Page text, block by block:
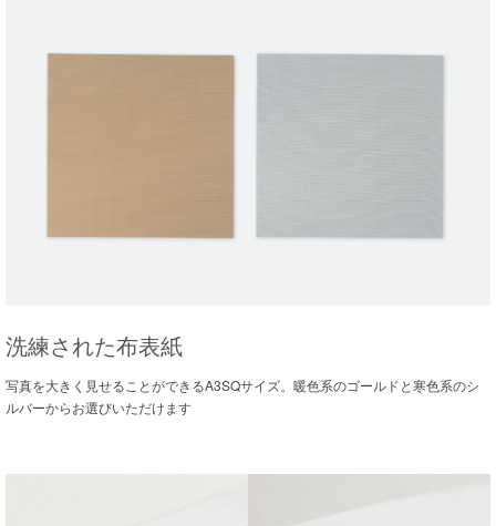
洗練された布表紙
写真を大きく見せることができるA3SQサイズ。暖色系のゴールドと寒色系のシ
ルバーからお選びいただけます